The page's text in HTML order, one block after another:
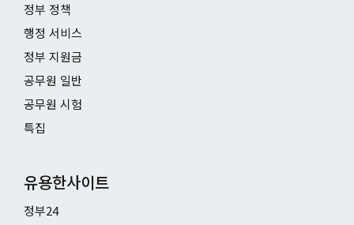
정부 정책
행정 서비스
정부 지원금
공무원 일반
공무원 시험
특집
유용한사이트
정부24